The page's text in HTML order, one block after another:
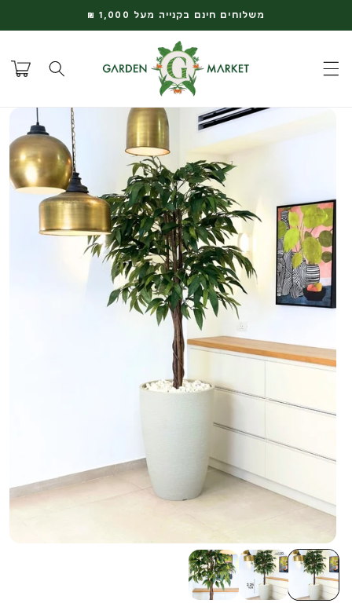
לתוכן
משלוחים חינם בקנייה מעל 1,000 ₪
עגלת
קניות